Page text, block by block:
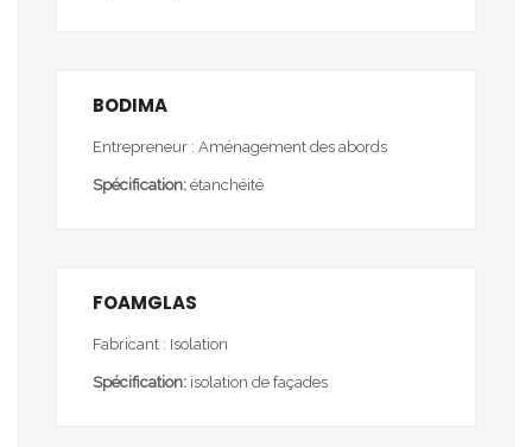
BODIMA
Entrepreneur : Aménagement des abords
Spécification: étanchéité
FOAMGLAS
Fabricant : Isolation
Spécification: isolation de façades